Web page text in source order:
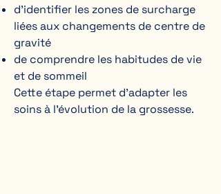
d’identifier les zones de surcharge
liées aux changements de centre de
gravité
de comprendre les habitudes de vie
et de sommeil
Cette étape permet d’adapter les
soins à l’évolution de la grossesse.